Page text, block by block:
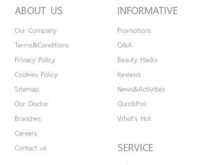
ABOUT US
Our Company
Terms&Conditions
Privacy Policy
Cookies Policy
Sitemap
Our Doctor
Branches
Careers
Contact us
INFORMATIVE
Promotions
Q&A
Beauty Hacks
Reviews
News&Activities
Quiz&Poll
What's Hot
SERVICE